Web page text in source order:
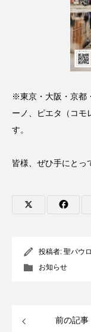
※東京・大阪・京都
ーノ、ピエタ（コモ
す。
皆様、ぜひ手にとっ
投稿者: 聖パウ
お知らせ
前の記事